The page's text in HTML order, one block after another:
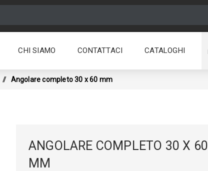
CHI SIAMO CONTATTACI CATALOGHI
/ Angolare completo 30 x 60 mm
ANGOLARE COMPLETO 30 X 60
MM